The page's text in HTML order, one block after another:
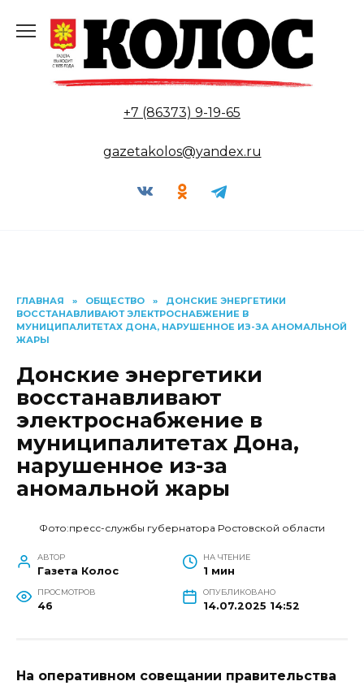
содержанию
+7 (86373) 9-19-65
gazetakolos@yandex.ru
ГЛАВНАЯ » ОБЩЕСТВО »
ДОНСКИЕ ЭНЕРГЕТИКИ
ВОССТАНАВЛИВАЮТ ЭЛЕКТРОСНАБЖЕНИЕ В
МУНИЦИПАЛИТЕТАХ ДОНА, НАРУШЕННОЕ ИЗ-ЗА АНОМАЛЬНОЙ
ЖАРЫ
Донские энергетики
восстанавливают
электроснабжение в
муниципалитетах Дона,
нарушенное из-за
аномальной жары
Фото:пресс-службы губернатора Ростовской области
АВТОР
Газета Колос
НА ЧТЕНИЕ
1 мин
ПРОСМОТРОВ
46
ОПУБЛИКОВАНО
14.07.2025 14:52
На оперативном совещании правительства